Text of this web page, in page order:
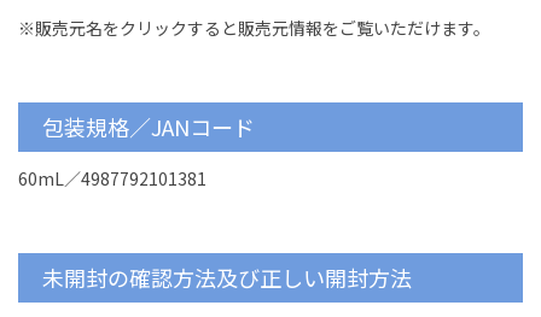
※販売元名をクリックすると販売元情報をご覧いただけます。
包装規格／JANコード
60mL／4987792101381
未開封の確認方法及び正しい開封方法